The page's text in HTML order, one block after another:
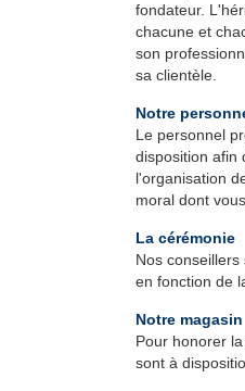
fondateur.
chacune et
son
sa clientèle.
Notre
Le personnel
disposition afin
l'organisation
moral dont
La cérémonie
Nos
en fonction de
Notre magasin
Pour honorer
sont à